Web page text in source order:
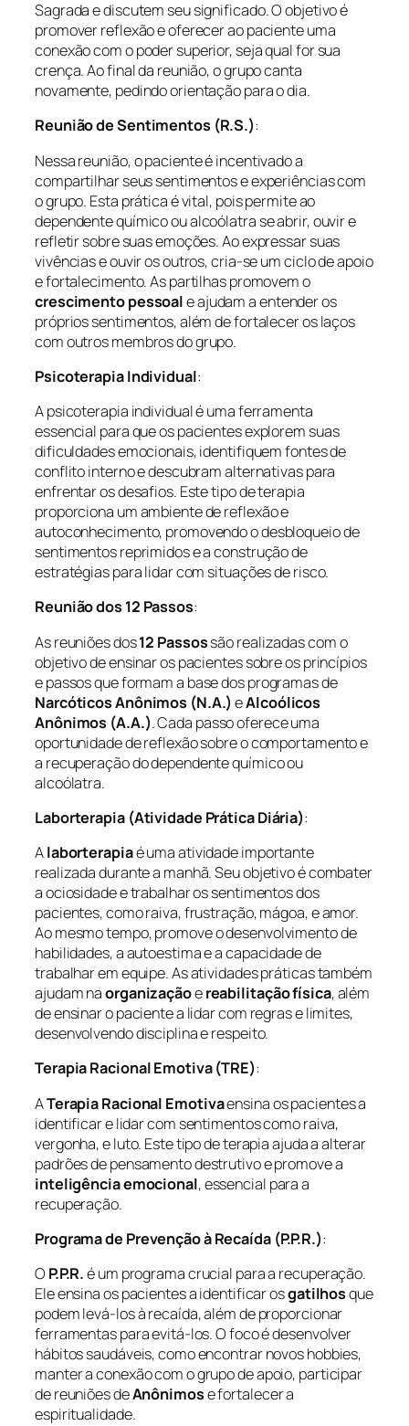
Sagrada e discutem seu significado. O objetivo é
promover reflexão e oferecer ao paciente uma
conexão com o poder superior, seja qual for sua
crença. Ao final da reunião, o grupo canta
novamente, pedindo orientação para o dia.
Reunião de Sentimentos (R.S.):
Nessa reunião, o paciente é incentivado a
compartilhar seus sentimentos e experiências com
o grupo. Esta prática é vital, pois permite ao
dependente químico ou alcoólatra se abrir, ouvir e
refletir sobre suas emoções. Ao expressar suas
vivências e ouvir os outros, cria-se um ciclo de apoio
e fortalecimento. As partilhas promovem o
crescimento pessoale ajudam a entender os
próprios sentimentos, além de fortalecer os laços
com outros membros do grupo.
Psicoterapia Individual:
A psicoterapia individual é uma ferramenta
essencial para que os pacientes explorem suas
dificuldades emocionais, identifiquem fontes de
conflito interno e descubram alternativas para
enfrentar os desafios. Este tipo de terapia
proporciona um ambiente de reflexão e
autoconhecimento, promovendo o desbloqueio de
sentimentos reprimidos e a construção de
estratégias para lidar com situações de risco.
Reunião dos 12 Passos:
As reuniões dos12 Passossão realizadas com o
objetivo de ensinar os pacientes sobre os princípios
e passos que formam a base dos programas de
Narcóticos Anônimos (N.A.) eAlcoólicos
Anônimos (A.A.). Cada passo oferece uma
oportunidade de reflexão sobre o comportamento e
a recuperação do dependente químico ou
alcoólatra.
Laborterapia (Atividade Prática Diária):
Alaborterapiaé uma atividade importante
realizada durante a manhã. Seu objetivo é combater
a ociosidade e trabalhar os sentimentos dos
pacientes, como raiva, frustração, mágoa, e amor.
Ao mesmo tempo, promove o desenvolvimento de
habilidades, a autoestima e a capacidade de
trabalhar em equipe. As atividades práticas também
ajudam naorganizaçãoereabilitação física, além
de ensinar o paciente a lidar com regras e limites,
desenvolvendo disciplina e respeito.
Terapia Racional Emotiva (TRE):
ATerapia Racional Emotivaensina os pacientes a
identificar e lidar com sentimentos como raiva,
vergonha, e luto. Este tipo de terapia ajuda a alterar
padrões de pensamento destrutivo e promove a
inteligência emocional, essencial para a
recuperação.
Programa de Prevenção à Recaída (P.P.R.):
O P.P.R.é um programa crucial para a recuperação.
Ele ensina os pacientes a identificar osgatilhosque
podem levá-los à recaída, além de proporcionar
ferramentas para evitá-los. O foco é desenvolver
hábitos saudáveis, como encontrar novos hobbies,
manter a conexão com o grupo de apoio, participar
de reuniões deAnônimose fortalecer a
espiritualidade.